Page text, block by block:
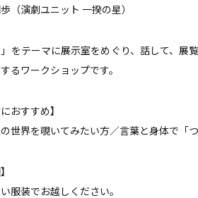
（演劇ユニット 一揆の星）
」をテーマに展示室をめぐり、話して、
るワークショップです。
おすすめ】
世界を覗いてみたい方／言葉と身体で「
服装でお越しください。